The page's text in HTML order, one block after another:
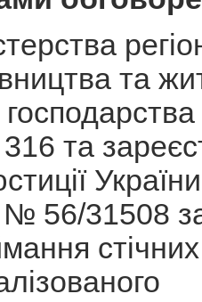
та
та
№ 56/31508